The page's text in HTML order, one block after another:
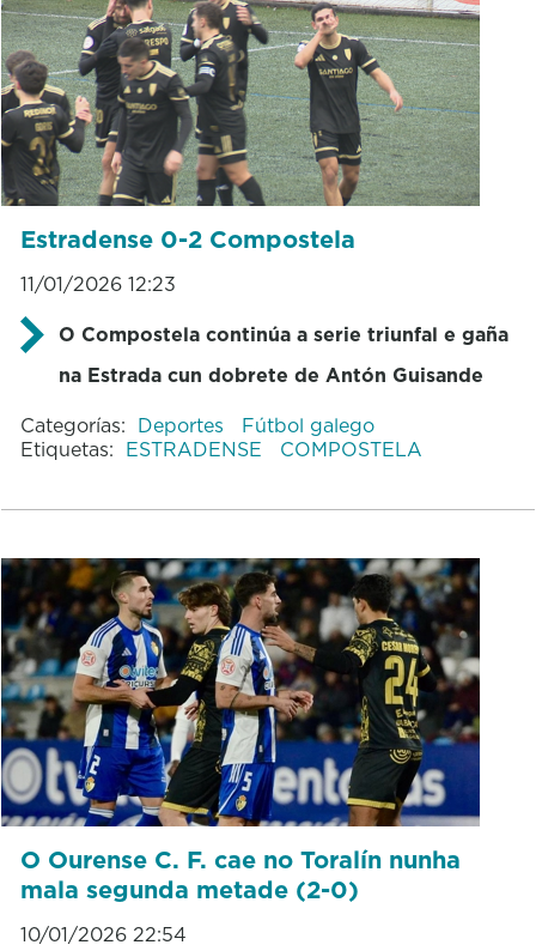
Estradense 0-2 Compostela
11/01/2026 12:23
O Compostela continúa a serie triunfal e gaña
na Estrada cun dobrete de Antón Guisande
Categorías: Deportes
Fútbol galego
Etiquetas: ESTRADENSE COMPOSTELA
O Ourense C. F. cae no Toralín nunha
mala segunda metade (2-0)
10/01/2026 22:54